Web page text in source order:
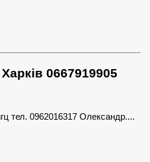
0667919905
тел. 0962016317 Олександр....